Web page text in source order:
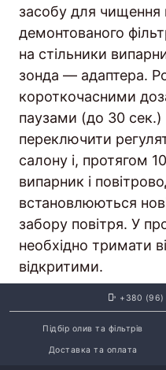
засобу для чищення
демонтованого
на стільники
зонда — адаптера.
короткочасними
паузами (до 30 сек.)
переключити
салону і, протягом
випарник і
встановлюються
забору повітря. У
необхідно тримати
відкритими.
+380
Підбір олив та фільтрів
Доставка та оплата